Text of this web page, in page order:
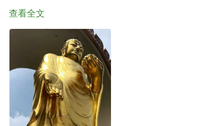
连接创作者与粉丝的会员制平台
のVIP赞助 主用于小王子出版社国创漫画发
动物呼吁保护联盟Panda.FM官网使用
感谢支持
审核内容 目前关闭普通用户发帖功能
查看全文